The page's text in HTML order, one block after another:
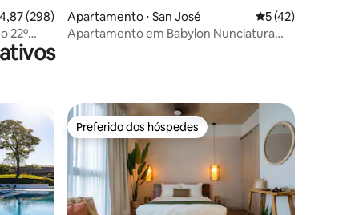
de uma avaliação média de 5, 298 avaliações
4,87 (298)
22º
Apartamento ⋅ San José 5 de uma
5 (42)
Apartamento em Babylon Nunciatura
Preferido dos hóspedes
Preferido dos hóspedes